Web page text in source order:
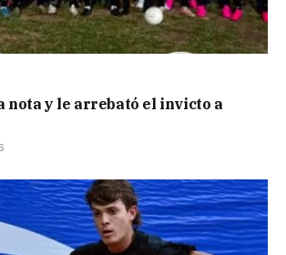
nota y le arrebató el invicto a